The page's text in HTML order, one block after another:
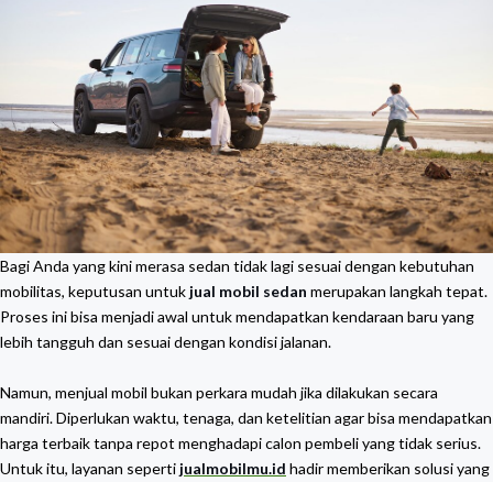
Bagi Anda yang kini merasa sedan tidak lagi sesuai dengan kebutuhan
mobilitas, keputusan untuk jual mobil sedan merupakan langkah tepat.
Proses ini bisa menjadi awal untuk mendapatkan kendaraan baru yang
lebih tangguh dan sesuai dengan kondisi jalanan.
Namun, menjual mobil bukan perkara mudah jika dilakukan secara
mandiri. Diperlukan waktu, tenaga, dan ketelitian agar bisa mendapatkan
harga terbaik tanpa repot menghadapi calon pembeli yang tidak serius.
Untuk itu, layanan seperti jualmobilmu.id hadir memberikan solusi yang